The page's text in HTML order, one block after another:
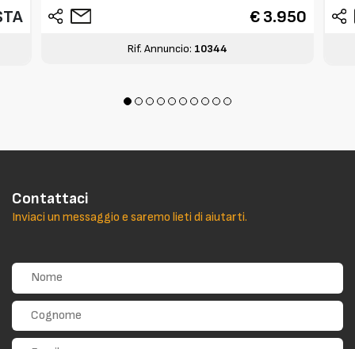
€ 3.950
Rif. Annuncio: 10344
Contattaci
Inviaci un messaggio e saremo lieti di aiutarti.